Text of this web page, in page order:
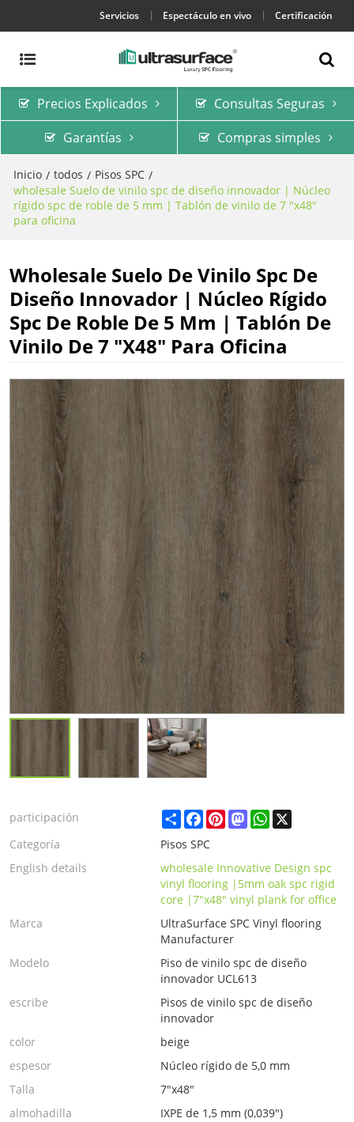
Servicios Espectáculo en vivo Certificación
Precios Explicados
Consultas Seguras
Garantías
Compras simples
Inicio / todos / Pisos SPC /
wholesale Suelo de vinilo spc de diseño innovador | Núcleo
rígido spc de roble de 5 mm | Tablón de vinilo de 7 "x48"
para oficina
Wholesale Suelo De Vinilo Spc De
Diseño Innovador | Núcleo Rígido
Spc De Roble De 5 Mm | Tablón De
Vinilo De 7 "x48" Para Oficina
participación ShareFacebook
PinterestMastodonWhatsApp
X
Categoría
Pisos SPC
English details
wholesale Innovative Design spc
vinyl flooring |5mm oak spc rigid
core |7"x48" vinyl plank for office
Marca
UltraSurface SPC Vinyl flooring
Manufacturer
Modelo
Piso de vinilo spc de diseño
innovador UCL613
escribe
Pisos de vinilo spc de diseño
innovador
color
beige
espesor
Núcleo rígido de 5,0 mm
Talla
7"x48"
almohadilla
IXPE de 1,5 mm (0,039")